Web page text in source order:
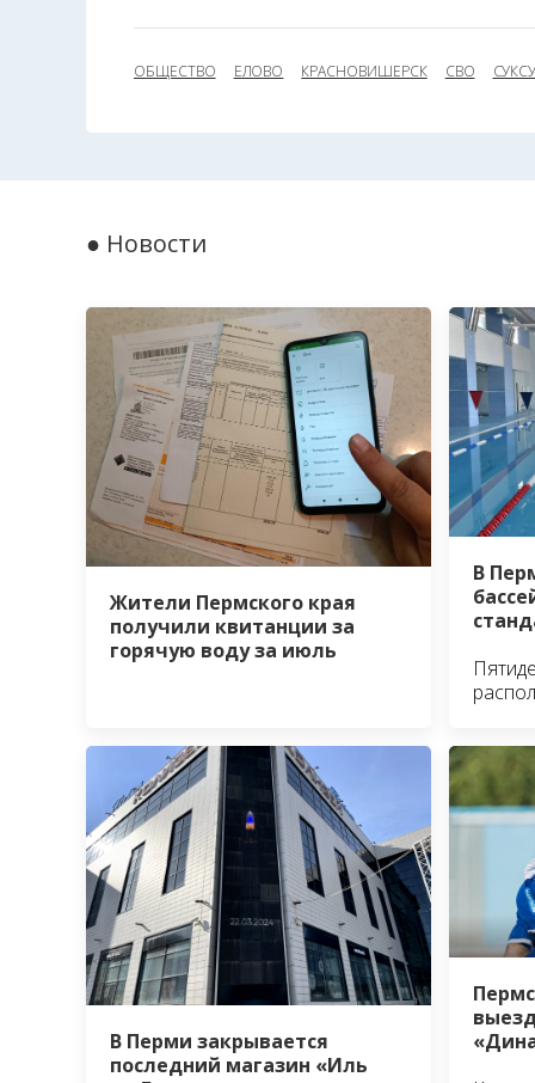
ОБЩЕСТВО ЕЛОВО КРАСНОВИШЕРСК СВО
● Новости
Жители Пермского края
получили квитанции за
горячую воду за июль
В
В Перми закрывается
последний магазин «Иль